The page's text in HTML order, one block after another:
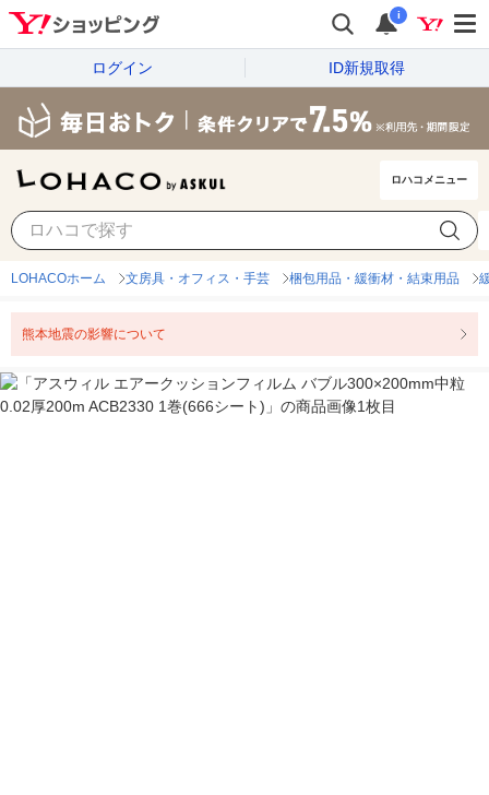
i
ログイン ID新規取得
ロハコメニュー
LOHACOホーム 文房具・オフィス・手芸 梱包用品・緩衝材・結束用品
熊本地震の影響について